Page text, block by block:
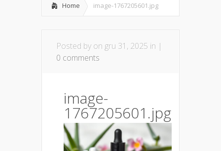
Home image-1767205601.jpg
Posted by on gru 31, 2025 in |
0 comments
image-
1767205601.jpg